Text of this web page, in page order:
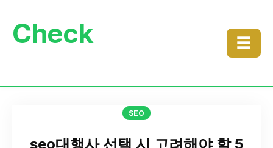
Check ☰
SEO
seo대행사 선택 시 고려해야 할 5